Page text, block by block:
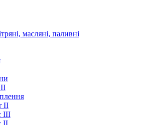
масляні, паливні
II
II
III
II